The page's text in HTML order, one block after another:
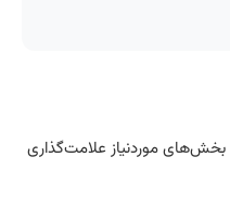
بخش‌های موردنیاز علامت‌گذاری